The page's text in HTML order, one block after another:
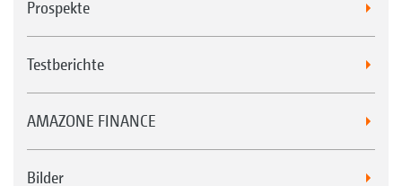
Prospekte
Testberichte
AMAZONE FINANCE
Bilder